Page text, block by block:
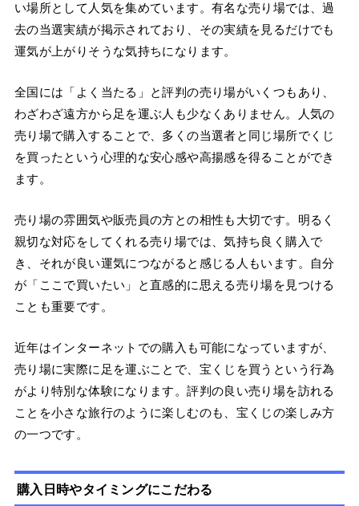
い場所として人気を集めています。有名な売り場では、過
去の当選実績が掲示されており、その実績を見るだけでも
運気が上がりそうな気持ちになります。
全国には「よく当たる」と評判の売り場がいくつもあり、
わざわざ遠方から足を運ぶ人も少なくありません。人気の
売り場で購入することで、多くの当選者と同じ場所でくじ
を買ったという心理的な安心感や高揚感を得ることができ
ます。
売り場の雰囲気や販売員の方との相性も大切です。明るく
親切な対応をしてくれる売り場では、気持ち良く購入で
き、それが良い運気につながると感じる人もいます。自分
が「ここで買いたい」と直感的に思える売り場を見つける
ことも重要です。
近年はインターネットでの購入も可能になっていますが、
売り場に実際に足を運ぶことで、宝くじを買うという行為
がより特別な体験になります。評判の良い売り場を訪れる
ことを小さな旅行のように楽しむのも、宝くじの楽しみ方
の一つです。
購入日時やタイミングにこだわる